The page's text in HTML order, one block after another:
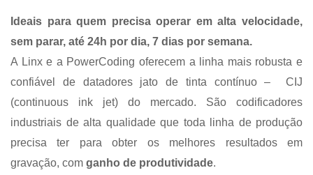
Ideais para quem precisa operar em alta velocidade,
sem parar, até 24h por dia, 7 dias por semana.
A Linx e a PowerCoding oferecem a linha mais robusta e
confiável de datadores jato de tinta contínuo – CIJ
(continuous ink jet) do mercado. São codificadores
industriais de alta qualidade que toda linha de produção
precisa ter para obter os melhores resultados em
gravação, com ganho de produtividade.